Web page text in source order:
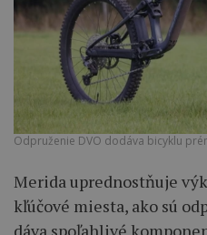
Odpruženie DVO dodáva bicyklu
Merida uprednostňuje
kľúčové miesta, ako sú
dáva spoľahlivé